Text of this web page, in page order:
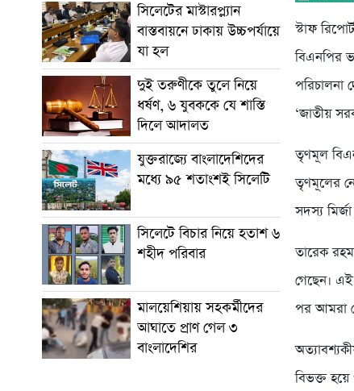
সিলেটের মাস্টারপ্ল্যান
বাস্তবায়নে ঢাকায় উচ্চপর্যায়ে
যা হল
দুই তরুণীকে তুলে নিয়ে
ধর্ষণ, ৬ যুবককে যে শাস্তি
দিলে আদালত
যুক্তরাজ্যে বাংলাদেশিদের
মধ্যে ৯৫ শতাংশই সিলেটি
সিলেটে বিচার নিয়ে হতাশ ৬
শহীদ পরিবার
মালয়েশিয়ায় সহকর্মীদের
আঘাতে প্রাণ গেল ৩
বাংলাদেশির
স্টাফ
বিএনপির
পরিচালনা
‘জাতীয়
তৃণমূল
তৃণমূলের
সদস্য
তারেক
গেছেন।
পর আমরা
বিভক্ত